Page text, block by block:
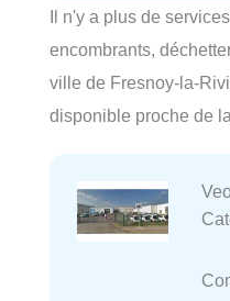
Il n'y a plus de
encombrants,
ville de Fresnoy-la-
disponible proche de